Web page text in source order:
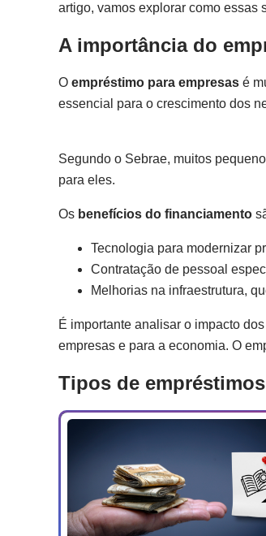
artigo, vamos explorar como essas
A importância do
O empréstimo para empresas é
essencial para o crescimento dos
Segundo o Sebrae, muitos
para eles.
Os benefícios do financiamento
Tecnologia para modernizar
Contratação de pessoal
Melhorias na infraestrutura,
É importante analisar o impacto
empresas e para a economia. O
Tipos de